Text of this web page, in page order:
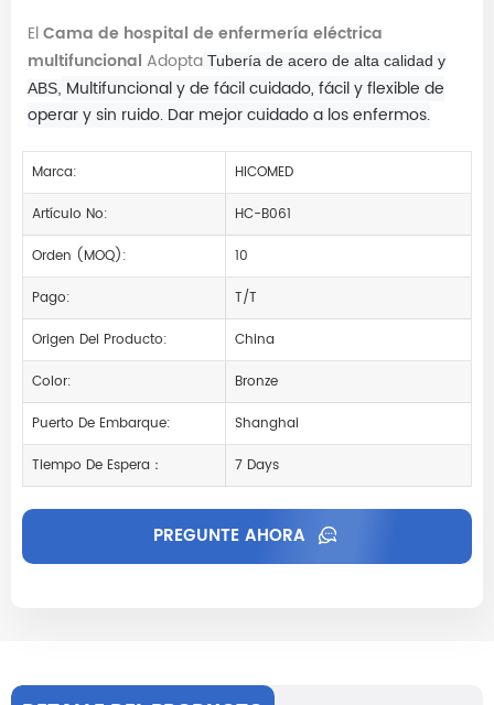
ElCama de hospital de enfermería eléctrica
multifuncional Adopta Tubería de acero de alta calidad y
ABS, Multifuncional y de fácil cuidado, fácil y flexible de
operar y sin ruido. Dar mejor cuidado a los enfermos.
Marca:
HICOMED
Artículo No:
HC-B061
Orden (MOQ):
10
Pago:
T/T
Origen Del Producto:
China
Color:
Bronze
Puerto De Embarque:
Shanghai
Tiempo De Espera：
7 Days
PREGUNTE AHORA